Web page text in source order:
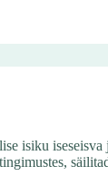
isiku iseseisva